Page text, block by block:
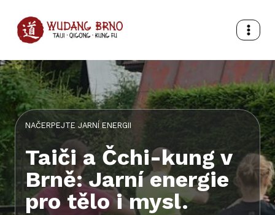
obsah
NAČERPEJTE JARNÍ ENERGII
Taiči a Čchi-kung v
Brně: Jarní energie
pro tělo i mysl.